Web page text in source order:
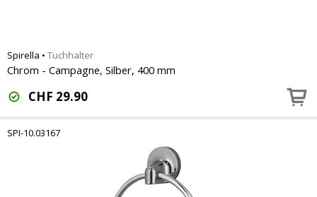
Spirella • Tuchhalter
Chrom - Campagne, Silber, 400 mm
CHF 29.90
SPI-10.03167